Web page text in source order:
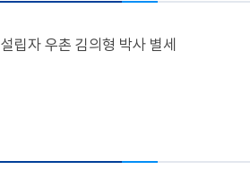
설립자 우촌 김의형 박사 별세